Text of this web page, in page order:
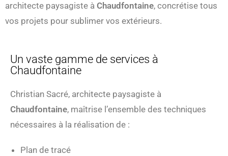
architecte paysagiste à Chaudfontaine, concrétise tous
vos projets pour sublimer vos extérieurs.
Un vaste gamme de services à
Chaudfontaine
Christian Sacré, architecte paysagiste à
Chaudfontaine, maîtrise l’ensemble des techniques
nécessaires à la réalisation de :
Plan de tracé